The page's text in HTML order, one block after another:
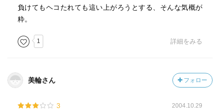
負けてもヘコたれても這い上がろうとする、そんな気概が
粋。
1 詳細をみる
美輪さん フォロー
3 2004.10.29